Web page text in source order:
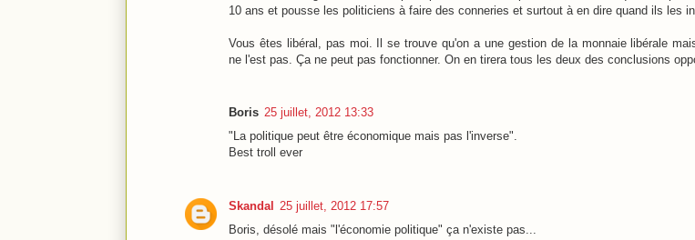
10 ans et pousse les politiciens à faire des conneries et surtout à en dire quand ils les
Vous êtes libéral, pas moi. Il se trouve qu'on a une gestion de la monnaie libérale
ne l'est pas. Ça ne peut pas fonctionner. On en tirera tous les deux des conclusions
Boris 25 juillet, 2012 13:33
"La politique peut être économique mais pas l'inverse".
Best troll ever
Skandal 25 juillet, 2012 17:57
Boris, désolé mais "l'économie politique" ça n'existe pas...